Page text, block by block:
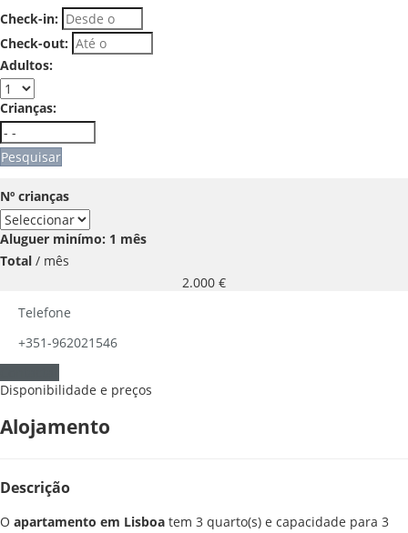
Check-in:
Check-out:
Adultos:
Crianças:
Pesquisar
Nº crianças
Aluguer minímo: 1 mês
Total / mês
2.000 €
Telefone
+351-962021546
Disponibilidade e preços
Alojamento
Descrição
O apartamento em Lisboa tem 3 quarto(s) e capacidade para 3